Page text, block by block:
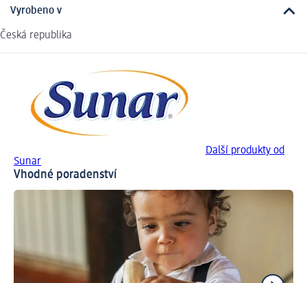
Vyrobeno v
Česká republika
Další produkty od
Sunar
Vhodné poradenství